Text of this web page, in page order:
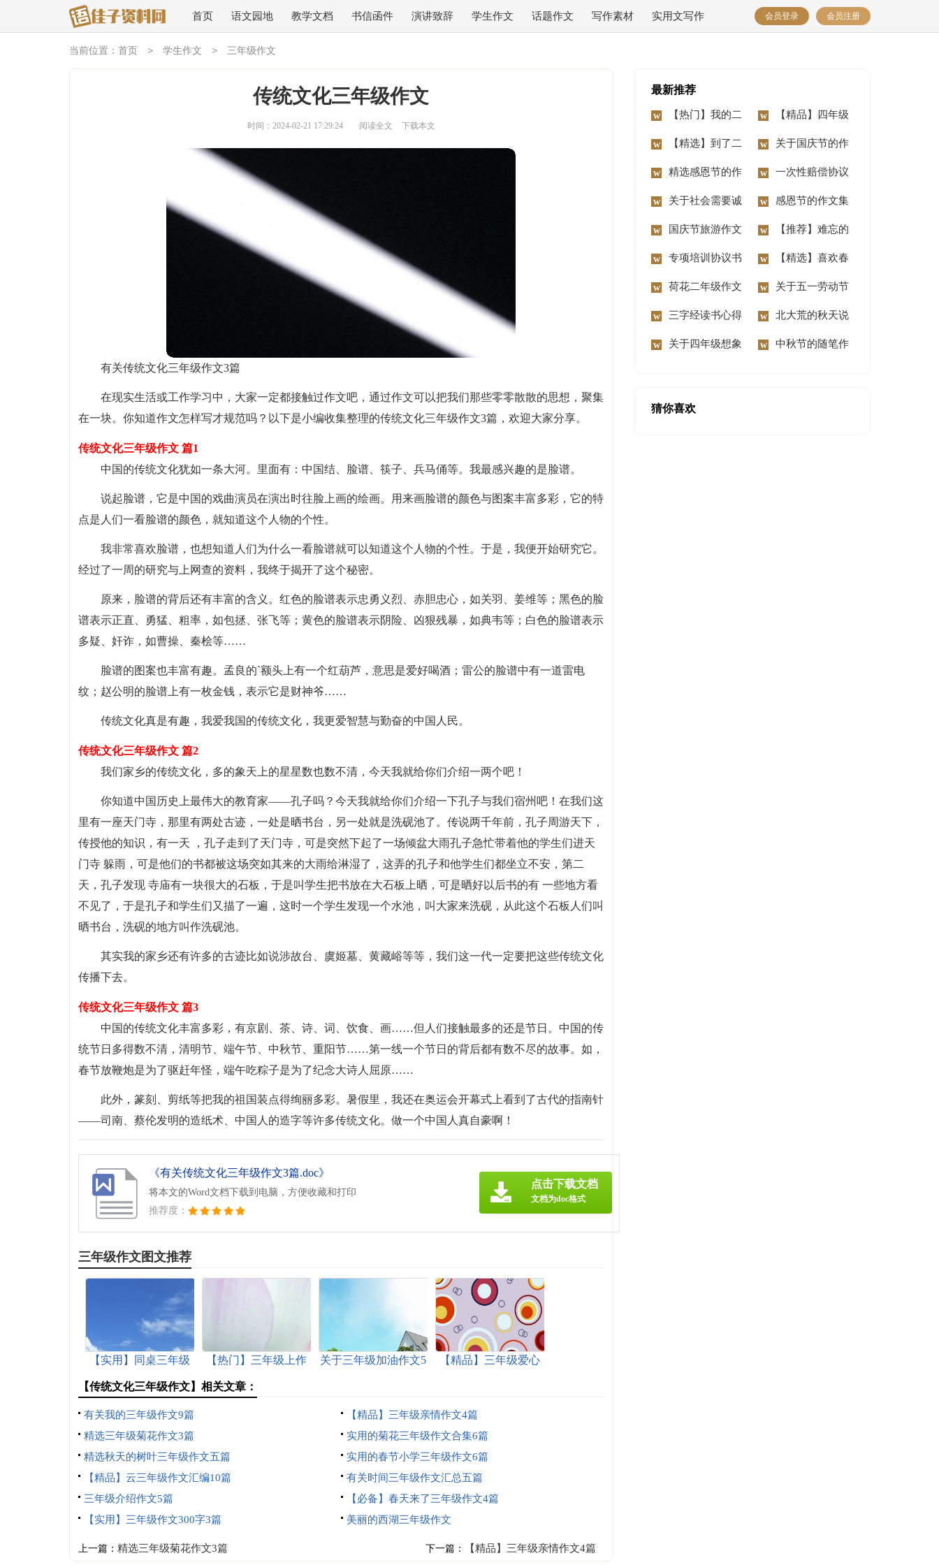
首页 语文园地 教学文档 书信函件 演讲致辞 学生作文 话题作文 写作素材 实用文写作 会员登录 会员注册
当前位置： 首页 > 学生作文 > 三年级作文
传统文化三年级作文
时间：2024-02-21 17:29:24 阅读全文 下载本文
有关传统文化三年级作文3篇
在现实生活或工作学习中，大家一定都接触过作文吧，通过作文可以把我们那些零零散散的思想，聚集
在一块。你知道作文怎样写才规范吗？以下是小编收集整理的传统文化三年级作文3篇，欢迎大家分享。
传统文化三年级作文 篇1
中国的传统文化犹如一条大河。里面有：中国结、脸谱、筷子、兵马俑等。我最感兴趣的是脸谱。
说起脸谱，它是中国的戏曲演员在演出时往脸上画的绘画。用来画脸谱的颜色与图案丰富多彩，它的特
点是人们一看脸谱的颜色，就知道这个人物的个性。
我非常喜欢脸谱，也想知道人们为什么一看脸谱就可以知道这个人物的个性。于是，我便开始研究它。
经过了一周的研究与上网查的资料，我终于揭开了这个秘密。
原来，脸谱的背后还有丰富的含义。红色的脸谱表示忠勇义烈、赤胆忠心，如关羽、姜维等；黑色的脸
谱表示正直、勇猛、粗率，如包拯、张飞等；黄色的脸谱表示阴险、凶狠残暴，如典韦等；白色的脸谱表示
多疑、奸诈，如曹操、秦桧等……
脸谱的图案也丰富有趣。孟良的`额头上有一个红葫芦，意思是爱好喝酒；雷公的脸谱中有一道雷电
纹；赵公明的脸谱上有一枚金钱，表示它是财神爷……
传统文化真是有趣，我爱我国的传统文化，我更爱智慧与勤奋的中国人民。
传统文化三年级作文 篇2
我们家乡的传统文化，多的象天上的星星数也数不清，今天我就给你们介绍一两个吧！
你知道中国历史上最伟大的教育家——孔子吗？今天我就给你们介绍一下孔子与我们宿州吧！在我们这
里有一座天门寺，那里有两处古迹，一处是晒书台，另一处就是洗砚池了。传说两千年前，孔子周游天下，
传授他的知识，有一天 ，孔子走到了天门寺，可是突然下起了一场倾盆大雨孔子急忙带着他的学生们进天
门寺 躲雨，可是他们的书都被这场突如其来的大雨给淋湿了，这弄的孔子和他学生们都坐立不安，第二
天，孔子发现 寺庙有一块很大的石板，于是叫学生把书放在大石板上晒，可是晒好以后书的有 一些地方看
不见了，于是孔子和学生们又描了一遍，这时一个学生发现一个水池，叫大家来洗砚，从此这个石板人们叫
晒书台，洗砚的地方叫作洗砚池。
其实我的家乡还有许多的古迹比如说涉故台、虞姬墓、黄藏峪等等，我们这一代一定要把这些传统文化
传播下去。
传统文化三年级作文 篇3
中国的传统文化丰富多彩，有京剧、茶、诗、词、饮食、画……但人们接触最多的还是节日。中国的传
统节日多得数不清，清明节、端午节、中秋节、重阳节……第一线一个节日的背后都有数不尽的故事。如，
春节放鞭炮是为了驱赶年怪，端午吃粽子是为了纪念大诗人屈原……
此外，篆刻、剪纸等把我的祖国装点得绚丽多彩。暑假里，我还在奥运会开幕式上看到了古代的指南针
——司南、蔡伦发明的造纸术、中国人的造字等许多传统文化。做一个中国人真自豪啊！
《有关传统文化三年级作文3篇.doc》
将本文的Word文档下载到电脑，方便收藏和打印
推荐度：
点击下载文档
文档为doc格式
三年级作文图文推荐
【实用】同桌三年级
【热门】三年级上作
关于三年级加油作文5
【精品】三年级爱心
【传统文化三年级作文】相关文章：
有关我的三年级作文9篇
【精品】三年级亲情作文4篇
精选三年级菊花作文3篇
实用的菊花三年级作文合集6篇
精选秋天的树叶三年级作文五篇
实用的春节小学三年级作文6篇
【精品】云三年级作文汇编10篇
有关时间三年级作文汇总五篇
三年级介绍作文5篇
【必备】春天来了三年级作文4篇
【实用】三年级作文300字3篇
美丽的西湖三年级作文
上一篇： 精选三年级菊花作文3篇 下一篇： 【精品】三年级亲情作文4篇
最新推荐
【热门】我的二
年级作文锦集7篇
【精品】四年级
动物作文10篇
【精选】到了二
年级作文锦集七篇
关于国庆节的作
文汇编15篇
精选感恩节的作
文400字3篇
一次性赔偿协议
书
关于社会需要诚
信作文3篇
感恩节的作文集
合15篇
国庆节旅游作文
14篇
【推荐】难忘的
事二年级作文合集八
篇
专项培训协议书 【精选】喜欢春
节作文三篇
荷花二年级作文
300字锦集六篇
关于五一劳动节
慰问信范文汇编8篇
三字经读书心得
体会
北大荒的秋天说
课稿
关于四年级想象 中秋节的随笔作
猜你喜欢